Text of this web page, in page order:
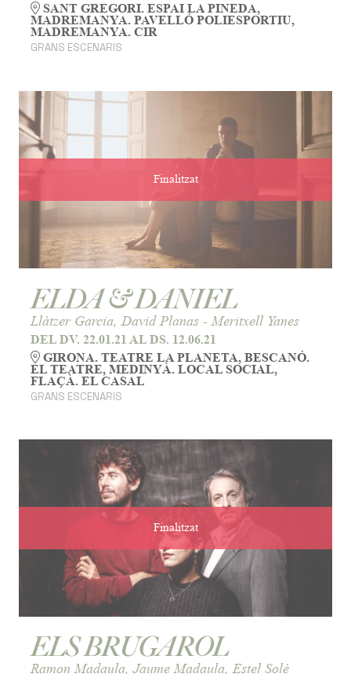
SANT GREGORI. ESPAI LA PINEDA,
MADREMANYA. PAVELLÓ POLIESPORTIU,
MADREMANYA. CIR
GRANS ESCENARIS
Finalitzat
ELDA & DANIEL
Llàtzer Garcia, David Planas - Meritxell Yanes
DEL DV. 22.01.21 AL DS. 12.06.21
GIRONA. TEATRE LA PLANETA, BESCANÓ.
EL TEATRE, MEDINYÀ. LOCAL SOCIAL,
FLAÇÀ. EL CASAL
GRANS ESCENARIS
Finalitzat
ELS BRUGAROL
Ramon Madaula, Jaume Madaula, Estel Solé